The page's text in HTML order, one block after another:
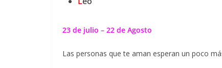
23 de julio – 22 de Agosto
Las personas que te aman esperan un poco